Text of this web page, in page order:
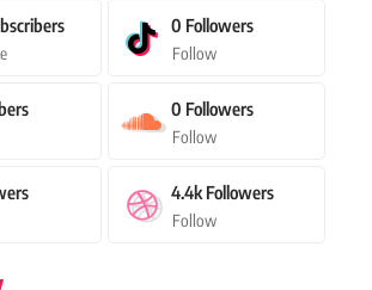
0 Followers
Follow
0 Followers
Follow
4.4k Followers
Follow